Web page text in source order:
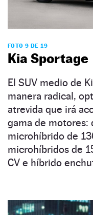
FOTO 9 DE 19
Kia Sportage
El SUV medio de
manera radical,
atrevida que irá
gama de motores:
microhíbrido de
microhíbridos de
CV e híbrido